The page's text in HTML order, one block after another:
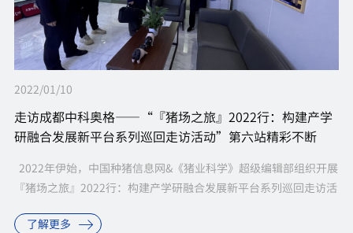
2022/01/10
走访成都中科奥格——“『猪场之旅』2022行：构建产学
研融合发展新平台系列巡回走访活动”第六站精彩不断
2022年伊始，中国种猪信息网&《猪业科学》超级编辑部组织开展
『猪场之旅』2022行：构建产学研融合发展新平台系列巡回走访活
了解更多